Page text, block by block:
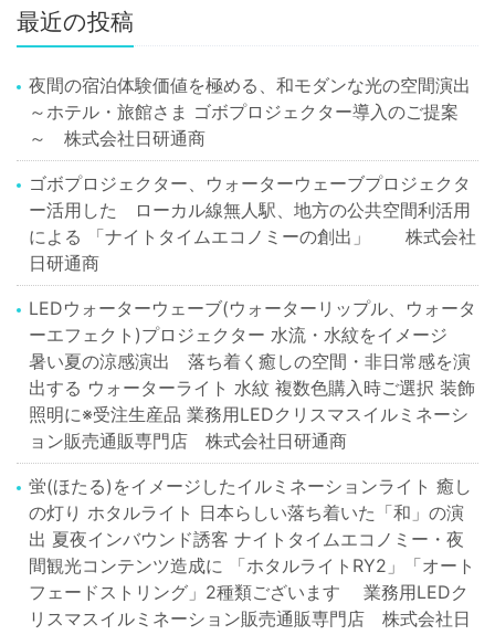
最近の投稿
夜間の宿泊体験価値を極める、和モダンな光の空間演出
～ホテル・旅館さま ゴボプロジェクター導入のご提案
～ 株式会社日研通商
ゴボプロジェクター、ウォーターウェーブプロジェクタ
ー活用した ローカル線無人駅、地方の公共空間利活用
による 「ナイトタイムエコノミーの創出」 株式会社
日研通商
LEDウォーターウェーブ(ウォーターリップル、ウォータ
ーエフェクト)プロジェクター 水流・水紋をイメージ
暑い夏の涼感演出 落ち着く癒しの空間・非日常感を演
出する ウォーターライト 水紋 複数色購入時ご選択 装飾
照明に※受注生産品 業務用LEDクリスマスイルミネーシ
ョン販売通販専門店 株式会社日研通商
蛍(ほたる)をイメージしたイルミネーションライト 癒し
の灯り ホタルライト 日本らしい落ち着いた「和」の演
出 夏夜インバウンド誘客 ナイトタイムエコノミー・夜
間観光コンテンツ造成に 「ホタルライトRY2」「オート
フェードストリング」2種類ございます 業務用LEDク
リスマスイルミネーション販売通販専門店 株式会社日